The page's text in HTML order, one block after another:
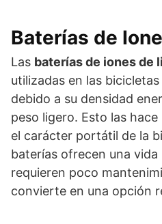
Baterías de
Las baterías de iones de
utilizadas en las
debido a su densidad
peso ligero. Esto las
el carácter portátil de la
baterías ofrecen una
requieren poco
convierte en una opción